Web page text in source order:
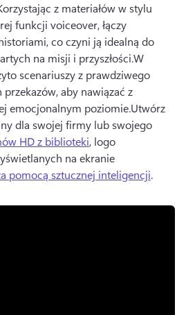
z materiałów w stylu
funkcji voiceover, łączy
co czyni ją idealną do
na misji i przyszłości.W
scenariuszy z prawdziwego
aby nawiązać z
emocjonalnym poziomie.Utwórz
dla swojej firmy lub swojego
HD z biblioteki, logo
na ekranie
pomocą sztucznej inteligencji.